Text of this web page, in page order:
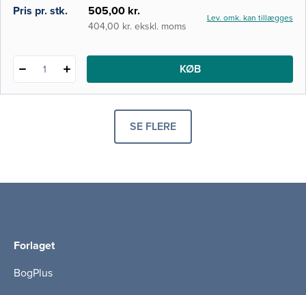
i-bog
Pris pr. stk. 505,00 kr.
404,00 kr. ekskl. moms
Lev. omk. kan tillægges
1 KØB
SE FLERE
PRODUKTER
Forlaget
BogPlus